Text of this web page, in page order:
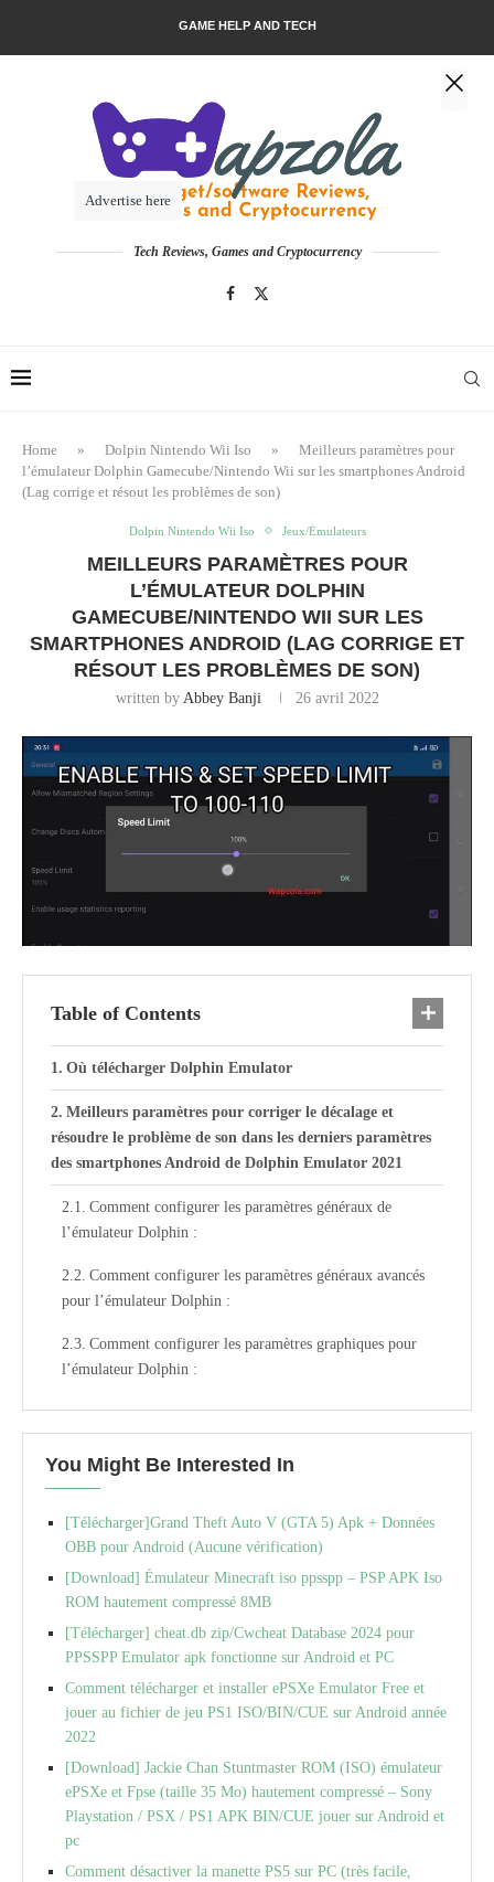
GAME HELP AND TECH
Tech Reviews, Games and Cryptocurrency
Home » Dolpin Nintendo Wii Iso »
Meilleurs paramètres pour
l’émulateur Dolphin Gamecube/Nintendo Wii sur les smartphones Android
(Lag corrige et résout les problèmes de son)
Dolpin Nintendo Wii Iso Jeux/Émulateurs
MEILLEURS PARAMÈTRES POUR
L’ÉMULATEUR DOLPHIN
GAMECUBE/NINTENDO WII SUR LES
SMARTPHONES ANDROID (LAG CORRIGE ET
RÉSOUT LES PROBLÈMES DE SON)
written by Abbey Banji 26 avril 2022
Table of Contents
Où télécharger Dolphin Emulator
Meilleurs paramètres pour corriger le décalage et
résoudre le problème de son dans les derniers paramètres
des smartphones Android de Dolphin Emulator 2021
Comment configurer les paramètres généraux de
l’émulateur Dolphin :
Comment configurer les paramètres généraux avancés
pour l’émulateur Dolphin :
Comment configurer les paramètres graphiques pour
l’émulateur Dolphin :
You Might Be Interested In
[Télécharger]Grand Theft Auto V (GTA 5) Apk + Données
OBB pour Android (Aucune vérification)
[Download] Émulateur Minecraft iso ppsspp – PSP APK Iso
ROM hautement compressé 8MB
[Télécharger] cheat.db zip/Cwcheat Database 2024 pour
PPSSPP Emulator apk fonctionne sur Android et PC
Comment télécharger et installer ePSXe Emulator Free et
jouer au fichier de jeu PS1 ISO/BIN/CUE sur Android année
2022
[Download] Jackie Chan Stuntmaster ROM (ISO) émulateur
ePSXe et Fpse (taille 35 Mo) hautement compressé – Sony
Playstation / PSX / PS1 APK BIN/CUE jouer sur Android et
pc
Comment désactiver la manette PS5 sur PC (très facile,
Advertise here